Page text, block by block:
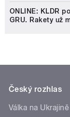
ONLINE: KLDR
GRU. Rakety už
Český rozhlas
Válka na Ukrajině